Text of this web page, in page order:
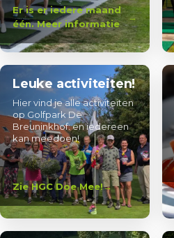
Er is er iedere maand
één. Meer informatie
Leuke activiteiten!
Hier vind je alle activiteiten
op Golfpark De
Breuninkhof: en iedereen
kan meedoen!
Zie HGC Doe Mee!